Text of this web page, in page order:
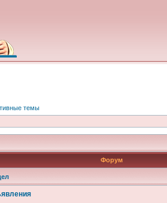
темы
Форум